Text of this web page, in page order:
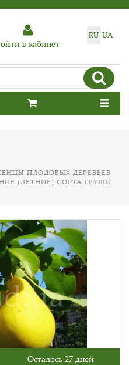
RU UA
в кабинет
ПЛОДОВЫХ ДЕРЕВЬЕВ
(ЛЕТНИЕ) СОРТА ГРУШИ
Осталось 27 дней